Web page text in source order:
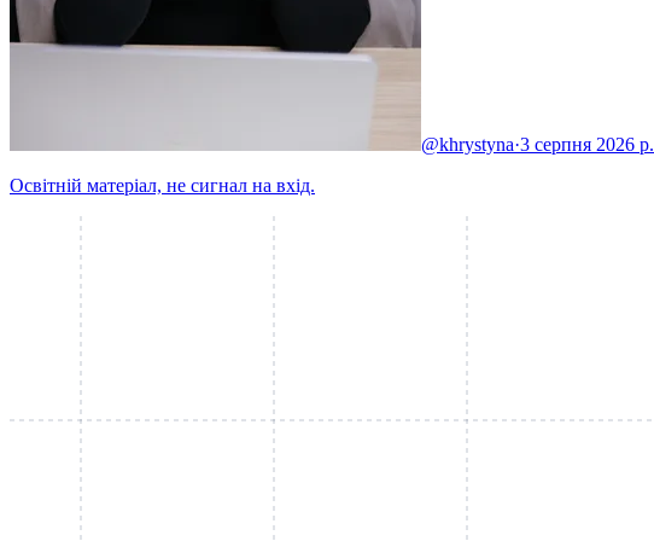
@khrystyna·3 серпня 2026 р.
Освітній матеріал, не сигнал на вхід.